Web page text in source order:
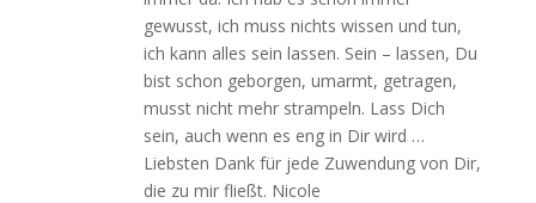
gewusst, ich muss nichts wissen und tun,
ich kann alles sein lassen. Sein – lassen, Du
bist schon geborgen, umarmt, getragen,
musst nicht mehr strampeln. Lass Dich
sein, auch wenn es eng in Dir wird …
Liebsten Dank für jede Zuwendung von Dir,
die zu mir fließt. Nicole